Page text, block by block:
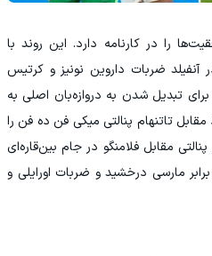
را در کارنامه دارد. این روند با
آنفیلد ضربات داروین نونیز و کرتیس
تبدیل شدن به دروازه‌بان اصلی به
تاتنهام پنالتی میکی فن ده فن را
مقابل فلامنگو در جام بین‌قاره‌ای
مارسی درخشید و ضربات اورایلی و